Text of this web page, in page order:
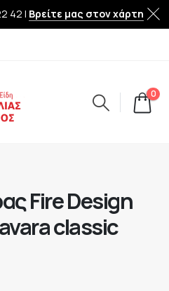
42 | Βρείτε μας στον χάρτη
0
Fire Design
classic